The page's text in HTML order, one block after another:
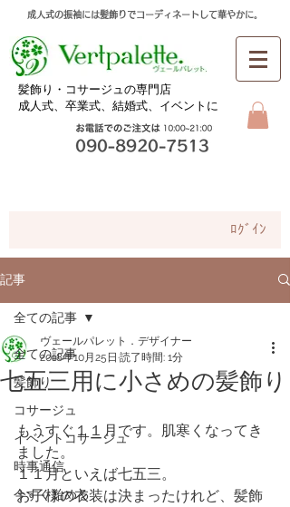
成人式の振袖には髪飾りでコーディネートして華やかに。
​髪飾り・コサージュの専門店
成人式、卒業式、 結婚式、イベントに
ﾛｸﾞｲﾝ
記事
全ての記事
髪飾り
コサージュ
イベントコサージュ
時事通信
今すぐ始める
全ての記事
七五三用に小さめの髪飾り
ヴェールパレット．デザイナー
2018年10月25日 読了時間: 1分
もうすぐ１１月です。肌寒くなってき
ました。
１１月といえば七五三。
お子様の衣装は決まったけれど、髪飾